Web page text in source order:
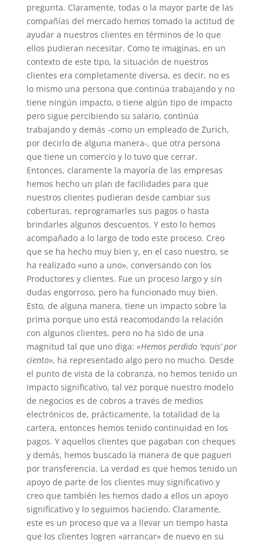
pregunta. Claramente, todas o la mayor parte de las
compañías del mercado hemos tomado la actitud de
ayudar a nuestros clientes en términos de lo que
ellos pudieran necesitar. Como te imaginas, en un
contexto de este tipo, la situación de nuestros
clientes era completamente diversa, es decir, no es
lo mismo una persona que continúa trabajando y no
tiene ningún impacto, o tiene algún tipo de impacto
pero sigue percibiendo su salario, continúa
trabajando y demás -como un empleado de Zurich,
por decirlo de alguna manera-, que otra persona
que tiene un comercio y lo tuvo que cerrar.
Entonces, claramente la mayoría de las empresas
hemos hecho un plan de facilidades para que
nuestros clientes pudieran desde cambiar sus
coberturas, reprogramarles sus pagos o hasta
brindarles algunos descuentos. Y esto lo hemos
acompañado a lo largo de todo este proceso. Creo
que se ha hecho muy bien y, en el caso nuestro, se
ha realizado «uno a uno», conversando con los
Productores y clientes. Fue un proceso largo y sin
dudas engorroso, pero ha funcionado muy bien.
Esto, de alguna manera, tiene un impacto sobre la
prima porque uno está reacomodando la relación
con algunos clientes, pero no ha sido de una
magnitud tal que uno diga: «Hemos perdido ‘equis’ por
ciento», ha representado algo pero no mucho. Desde
el punto de vista de la cobranza, no hemos tenido un
impacto significativo, tal vez porque nuestro modelo
de negocios es de cobros a través de medios
electrónicos de, prácticamente, la totalidad de la
cartera, entonces hemos tenido continuidad en los
pagos. Y aquellos clientes que pagaban con cheques
y demás, hemos buscado la manera de que paguen
por transferencia. La verdad es que hemos tenido un
apoyo de parte de los clientes muy significativo y
creo que también les hemos dado a ellos un apoyo
significativo y lo seguimos haciendo. Claramente,
este es un proceso que va a llevar un tiempo hasta
que los clientes logren «arrancar» de nuevo en su